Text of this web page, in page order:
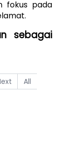
fokus pada
sebagai
All